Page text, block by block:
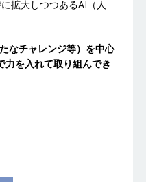
プシェアの半導体技術を
ターンあり 】 東京勤務
｜ 土地仕入れから物件
スタンダード上場 ｜ 明
｜ 文理不問 】 7期連続
拡大しつつあるAI（人
なチャレンジ等）を中心
力を入れて取り組んでき